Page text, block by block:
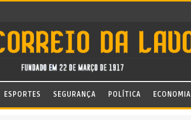
ESPORTES SEGURANÇA POLÍTICA ECONOMIA